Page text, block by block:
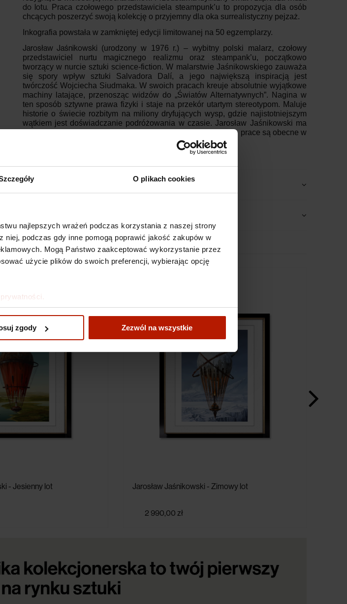
O plikach cookies
najlepszych wrażeń podczas korzystania z naszej strony
podczas gdy inne pomogą poprawić jakość zakupów w
Mogą Państwo zaakceptować wykorzystanie przez
użycie plików do swoich preferencji, wybierając opcję
zgody Zezwól na wszystkie
do lotu. Praca czołowego przedstawiciela steampunk’u to propozycja dla osób
chcących poszerzyć swoją kolekcję o przyjemny dla oka surrealistyczny pejzaż.
Inkografia powstała w zamkniętej edycji limitowanej na 50 egzemplarzy.
Jarosław Jaśnikowski (urodzony w 1976 r.) – wybitny polski malarz, czołowy
przedstawiciel nurtu magicznego realizmu oraz steampank’u, początkowo
tworzący w nurcie sztuki science-fiction. W malarstwie Jaśnikowskiego zauważa
się spory wpływ sztuki Salvadora Dalí, a jego największą inspiracją jest
twórczość Wojciecha Siudmaka. W swoich pracach kreuje absolutnie wyjątkowe
machiny latające, przenosząc widzów do „Światów Alternatywnych”. Nagina w
ten sposób sztywne prawa fizyki i staje na przekór utartym stereotypom. Maluje
historie o świecie rozbitym na miliony dryfujących wysp, gdzie najistotniejszym
wątkiem jest doświadczanie podróżowania w czasie. Jarosław Jaśnikowski ma
na koncie szereg wystaw indywidualnych i zbiorowych, a jego prace są obecne w
Specyfikacje
- Jesienny lot Jarosław Jaśnikowski - Zimowy lot
2 990,00 zł